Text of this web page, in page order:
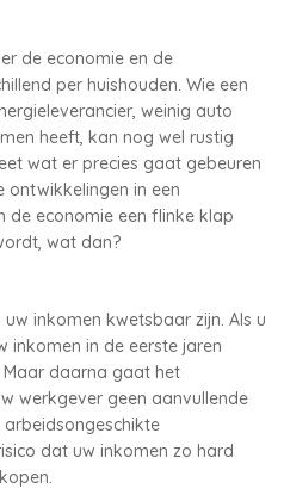
de economie en de
per huishouden. Wie een
weinig auto
heeft, kan nog wel rustig
wat er precies gaat gebeuren
ontwikkelingen in een
de economie een flinke klap
wat dan?
inkomen kwetsbaar zijn. Als u
inkomen in de eerste jaren
Maar daarna gaat het
werkgever geen aanvullende
dat uw inkomen zo hard